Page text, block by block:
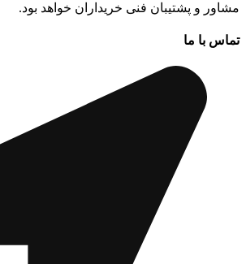
مشاور و پشتیبان فنی خریداران خواهد بود.
تماس با ما